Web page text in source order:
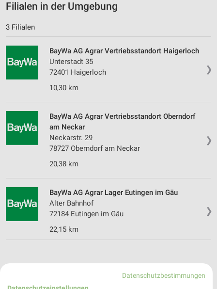
Filialen in der Umgebung
3 Filialen
❯
BayWa AG Agrar Vertriebsstandort Haigerloch
Unterstadt 35
72401 Haigerloch
10,30 km
❯
BayWa AG Agrar Vertriebsstandort Oberndorf
am Neckar
Neckarstr. 29
78727 Oberndorf am Neckar
20,38 km
❯
BayWa AG Agrar Lager Eutingen im Gäu
Alter Bahnhof
72184 Eutingen im Gäu
22,15 km
Datenschutzbestimmungen